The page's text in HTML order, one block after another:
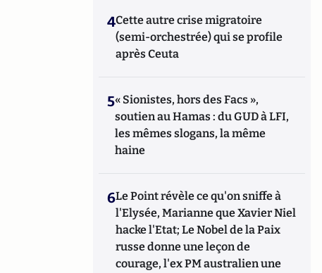
4Cette autre crise migratoire
(semi-orchestrée) qui se profile
après Ceuta
5« Sionistes, hors des Facs »,
soutien au Hamas : du GUD à LFI,
les mêmes slogans, la même
haine
6Le Point révèle ce qu'on sniffe à
l'Elysée, Marianne que Xavier Niel
hacke l'Etat; Le Nobel de la Paix
russe donne une leçon de
courage, l'ex PM australien une